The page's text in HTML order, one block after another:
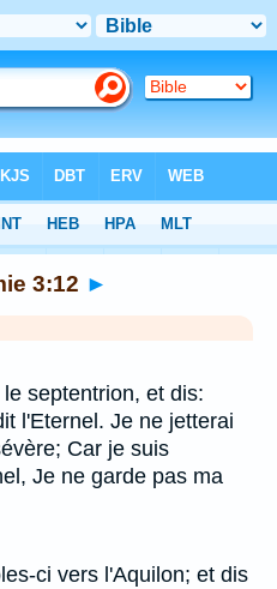
3:12 ►
septentrion, et dis:
l'Eternel. Je ne jetterai
Car je suis
Je ne garde pas ma
ci vers l'Aquilon; et dis